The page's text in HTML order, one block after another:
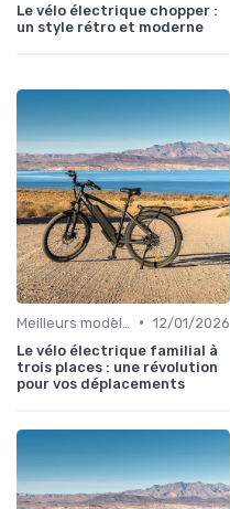
Le vélo électrique chopper :
un style rétro et moderne
• 12/01/2026
Le vélo électrique familial à
trois places : une révolution
pour vos déplacements